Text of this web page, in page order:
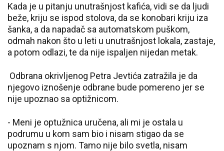
Kada je u pitanju unutrašnjost kafića, vidi se da ljudi
beže, kriju se ispod stolova, da se konobari kriju iza
šanka, a da napadač sa automatskom puškom,
odmah nakon što u leti u unutrašnjost lokala, zastaje,
a potom odlazi, te da nije ispaljen nijedan metak.
Odbrana okrivljenog Petra Jevtića zatražila je da
njegovo iznošenje odbrane bude pomereno jer se
nije upoznao sa optižnicom.
- Meni je optužnica uručena, ali mi je ostala u
podrumu u kom sam bio i nisam stigao da se
upoznam s njom. Tamo nije bilo svetla, nisam